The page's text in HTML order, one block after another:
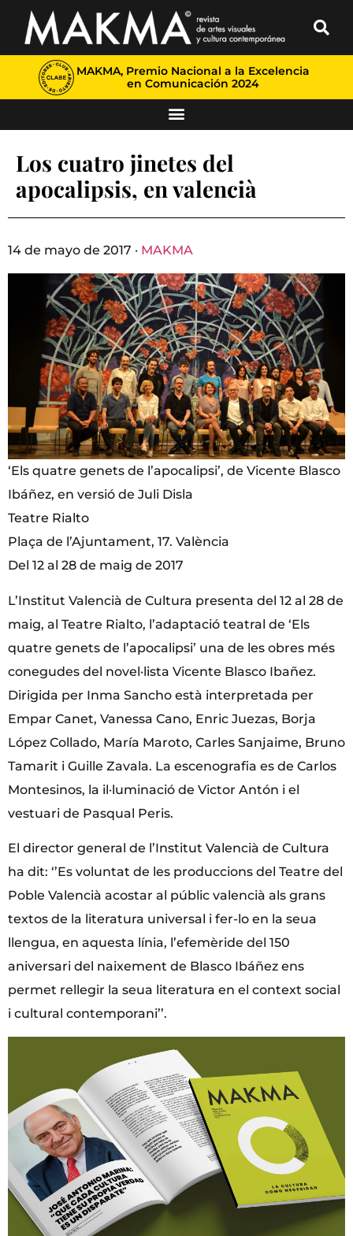
MAKMA, Premio Nacional a la Excelencia
en Comunicación 2024
Los cuatro jinetes del
apocalipsis, en valencià
14 de mayo de 2017 · MAKMA
‘Els quatre genets de l’apocalipsi’, de Vicente Blasco
Ibáñez, en versió de Juli Disla
Teatre Rialto
Plaça de l’Ajuntament, 17. València
Del 12 al 28 de maig de 2017
L’Institut Valencià de Cultura presenta del 12 al 28 de
maig, al Teatre Rialto, l’adaptació teatral de ‘Els
quatre genets de l’apocalipsi’ una de les obres més
conegudes del novel·lista Vicente Blasco Ibañez.
Dirigida per Inma Sancho està interpretada per
Empar Canet, Vanessa Cano, Enric Juezas, Borja
López Collado, María Maroto, Carles Sanjaime, Bruno
Tamarit i Guille Zavala. La escenografia es de Carlos
Montesinos, la il·luminació de Victor Antón i el
vestuari de Pasqual Peris.
El director general de l’Institut Valencià de Cultura
ha dit: ‘’Es voluntat de les produccions del Teatre del
Poble Valencià acostar al públic valencià als grans
textos de la literatura universal i fer-lo en la seua
llengua, en aquesta línia, l’efemèride del 150
aniversari del naixement de Blasco Ibáñez ens
permet rellegir la seua literatura en el context social
i cultural contemporani’’.